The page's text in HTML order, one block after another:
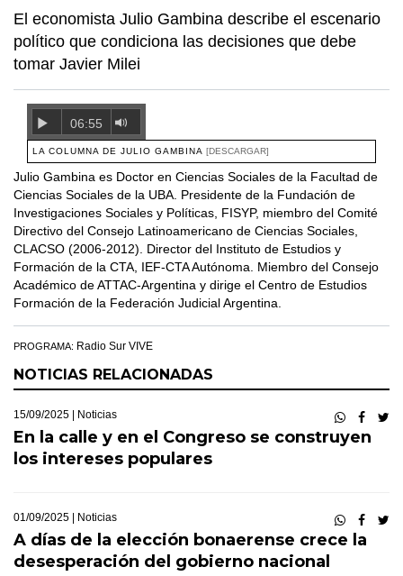
El economista Julio Gambina describe el escenario
político que condiciona las decisiones que debe
tomar Javier Milei
06:55
LA COLUMNA DE JULIO GAMBINA [DESCARGAR]
Julio Gambina es Doctor en Ciencias Sociales de la Facultad de
Ciencias Sociales de la UBA. Presidente de la Fundación de
Investigaciones Sociales y Políticas, FISYP, miembro del Comité
Directivo del Consejo Latinoamericano de Ciencias Sociales,
CLACSO (2006-2012). Director del Instituto de Estudios y
Formación de la CTA, IEF-CTA Autónoma. Miembro del Consejo
Académico de ATTAC-Argentina y dirige el Centro de Estudios
Formación de la Federación Judicial Argentina.
PROGRAMA: Radio Sur VIVE
NOTICIAS RELACIONADAS
15/09/2025 | Noticias
En la calle y en el Congreso se construyen
los intereses populares
01/09/2025 | Noticias
A días de la elección bonaerense crece la
desesperación del gobierno nacional